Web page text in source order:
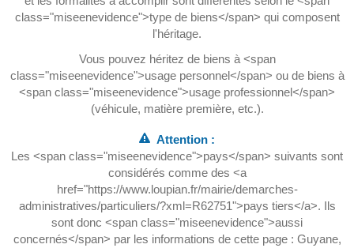
class="miseenevidence">type de biens</span> qui composent
l'héritage.
Vous pouvez héritez de biens à <span
class="miseenevidence">usage personnel</span> ou de biens à
<span class="miseenevidence">usage professionnel</span>
(véhicule, matière première, etc.).
Attention :
Les <span class="miseenevidence">pays</span> suivants sont
considérés comme des <a
href="https://www.loupian.fr/mairie/demarches-
administratives/particuliers/?xml=R62751">pays tiers</a>. Ils
sont donc <span class="miseenevidence">aussi
concernés</span> par les informations de cette page : Guyane,